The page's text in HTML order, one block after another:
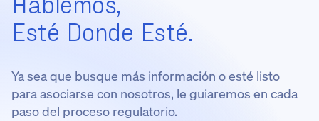
Esté Donde Esté.
Ya sea que busque más información o esté listo
para asociarse con nosotros, le guiaremos en cada
paso del proceso regulatorio.